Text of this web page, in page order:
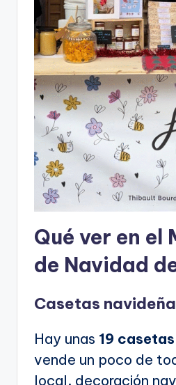
Qué ver en el
de Navidad
Casetas
Hay unas 19 casetas
vende un poco de
local, decoración